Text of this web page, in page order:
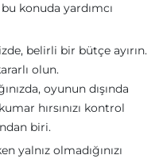
konuda yardımcı
belirli bir bütçe ayırın.
olun.
oyunun dışında
hırsınızı kontrol
biri.
yalnız olmadığınızı